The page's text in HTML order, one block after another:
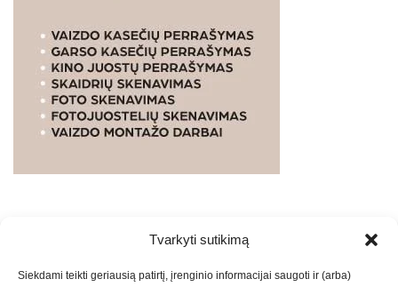
Tvarkyti sutikimą
Siekdami teikti geriausią patirtį, įrenginio informacijai saugoti ir (arba)
PASLAUGOS. SEO tekstų rašymas, turinio kūrimas,